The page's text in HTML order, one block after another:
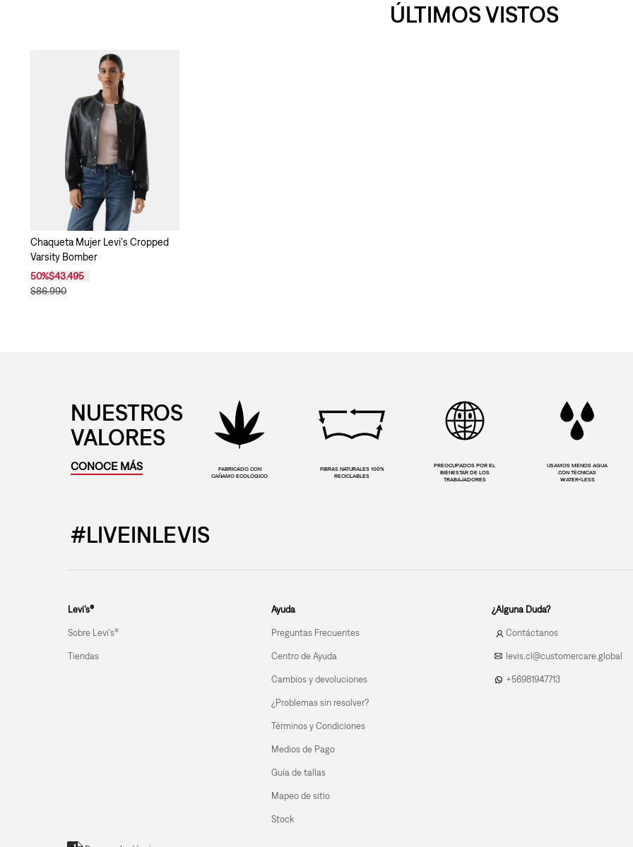
ÚLTIMOS VISTOS
Chaqueta Mujer Levi's Cropped
Varsity Bomber
$86.990
50%$43.495
NUESTROS
VALORES
CONOCE MÁS
FABRICADO CON
CAÑAMO ECOLÓGICO
FIBRAS NATURALES 100%
RECICLABLES
PREOCUPADOS POR EL
BIENESTAR DE LOS
TRABAJADORES
USAMOS MENOS AGUA
CON TÉCNICAS
WATER<LESS
#LIVEINLEVIS
Levi’s®
Sobre Levi's®
Tiendas
Ayuda
Preguntas Frecuentes
Centro de Ayuda
Cambios y devoluciones
¿Problemas sin resolver?
Términos y Condiciones
Medios de Pago
Guía de tallas
Mapeo de sitio
Stock
¿Alguna Duda?
Contáctanos
levis.cl@customercare.global
+56981947713